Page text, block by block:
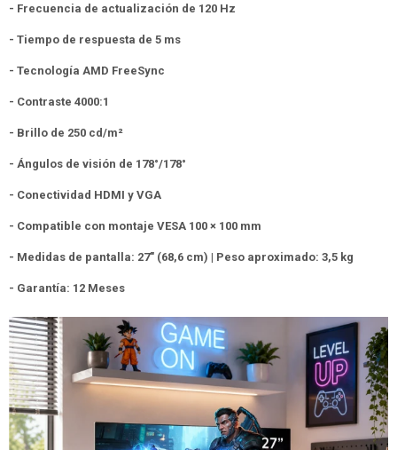
- Frecuencia de actualización de 120 Hz
- Tiempo de respuesta de 5 ms
- Tecnología AMD FreeSync
- Contraste 4000:1
- Brillo de 250 cd/m²
- Ángulos de visión de 178°/178°
- Conectividad HDMI y VGA
- Compatible con montaje VESA 100 × 100 mm
- Medidas de pantalla: 27" (68,6 cm) | Peso aproximado: 3,5 kg
- Garantía: 12 Meses